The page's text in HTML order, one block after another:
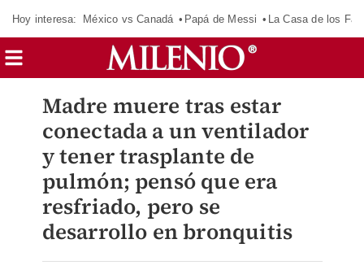
Hoy interesa: México vs Canadá Papá de Messi La Casa de los
Madre muere tras estar
conectada a un ventilador
y tener trasplante de
pulmón; pensó que era
resfriado, pero se
desarrollo en bronquitis